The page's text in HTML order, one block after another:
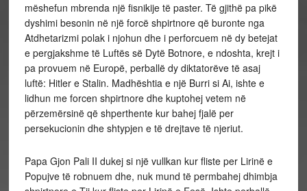
mëshefun mbrenda një fisnikije të paster. Të gjithë pa pikë
dyshimi besonin në një forcë shpirtnore që buronte nga
Atdhetarizmi polak i njohun dhe i perforcuem në dy betejat
e pergjakshme të Luftës së Dytë Botnore, e ndoshta, krejt i
pa provuem në Europë, perballë dy diktatorëve të asaj
luftë: Hitler e Stalin. Madhështia e një Burri si Ai, ishte e
lidhun me forcen shpirtnore dhe kuptohej vetem në
përzemërsinë që shperthente kur bahej fjalë per
persekucionin dhe shtypjen e të drejtave të njeriut.
Papa Gjon Pali II dukej si një vullkan kur fliste per Lirinë e
Popujve të robnuem dhe, nuk mund të permbahej dhimbja